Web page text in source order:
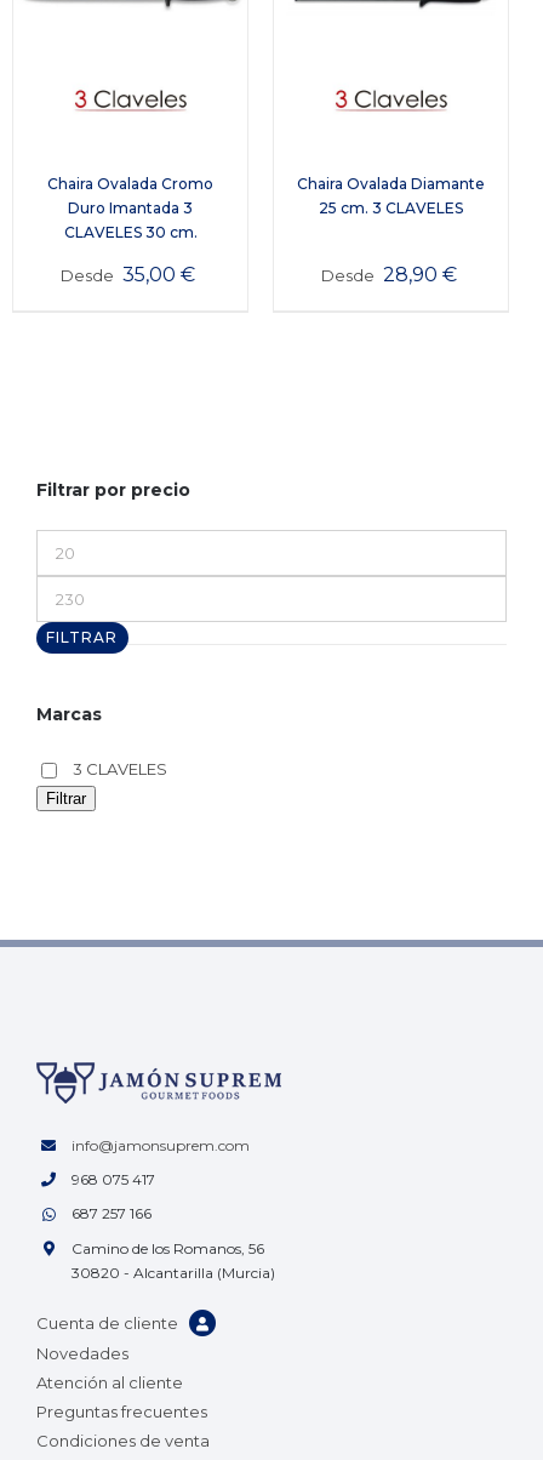
Chaira Ovalada Cromo
Duro Imantada 3
CLAVELES 30 cm.
Desde 35,00€
Chaira Ovalada Diamante
25 cm. 3 CLAVELES
Desde 28,90 €
Filtrar por precio
mínimo
máximo
FILTRAR
Marcas
3 CLAVELES
Filtrar
info@jamonsuprem.com
968 075 417
687 257 166
Camino de los Romanos, 56
30820 - Alcantarilla (Murcia)
Cuenta de cliente
Novedades
Atención al cliente
Preguntas frecuentes
Condiciones de venta